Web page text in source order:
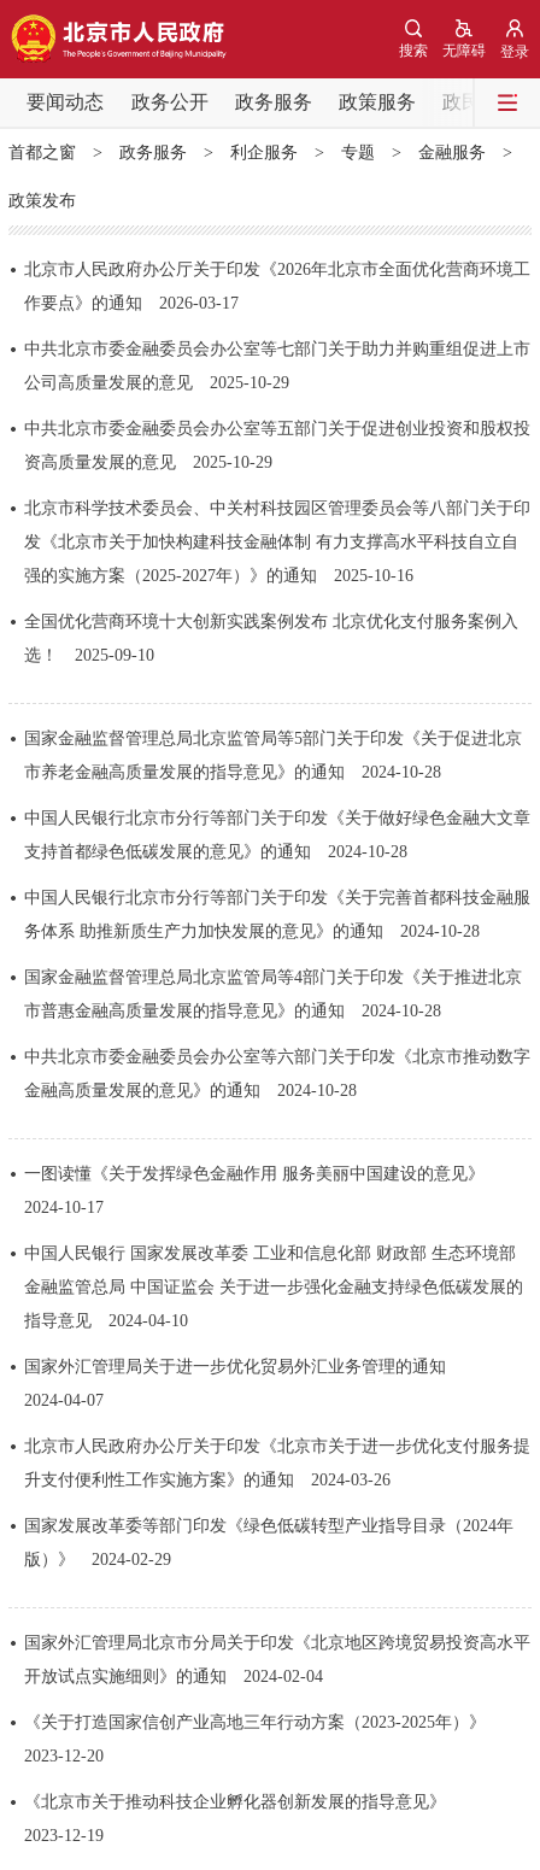
登录
无障碍
搜索
要闻动态 政务公开 政务服务 政策服务 政民互动
要闻动态
党中央精神 国务院信息 中央部委动态
北京要闻 会议信息 部门动态
各区热点
政务公开
市领导 机构职能 政策服务
政策兑现 政策解读 回应关切
决策公开 专题公开
政务服务
便民服务 利企服务 投资项目
政民互动
走进北京
多语种
ESPAÑOL العربية PORTUGUÊS
ITALIANO
回到顶部
首都之窗> 政务服务 > 利企服务 > 专题 > 金融服务 >
政策发布
北京市人民政府办公厅关于印发《2026年北京市全面优化营商环境工
作要点》的通知
2026-03-17
中共北京市委金融委员会办公室等七部门关于助力并购重组促进上市
公司高质量发展的意见
2025-10-29
中共北京市委金融委员会办公室等五部门关于促进创业投资和股权投
资高质量发展的意见
2025-10-29
北京市科学技术委员会、中关村科技园区管理委员会等八部门关于印
发《北京市关于加快构建科技金融体制 有力支撑高水平科技自立自
强的实施方案（2025-2027年）》的通知
2025-10-16
全国优化营商环境十大创新实践案例发布 北京优化支付服务案例入
选！
2025-09-10
国家金融监督管理总局北京监管局等5部门关于印发《关于促进北京
市养老金融高质量发展的指导意见》的通知
2024-10-28
中国人民银行北京市分行等部门关于印发《关于做好绿色金融大文章
支持首都绿色低碳发展的意见》的通知
2024-10-28
中国人民银行北京市分行等部门关于印发《关于完善首都科技金融服
务体系 助推新质生产力加快发展的意见》的通知
2024-10-28
国家金融监督管理总局北京监管局等4部门关于印发《关于推进北京
市普惠金融高质量发展的指导意见》的通知
2024-10-28
中共北京市委金融委员会办公室等六部门关于印发《北京市推动数字
金融高质量发展的意见》的通知
2024-10-28
一图读懂《关于发挥绿色金融作用 服务美丽中国建设的意见》
2024-10-17
中国人民银行 国家发展改革委 工业和信息化部 财政部 生态环境部
金融监管总局 中国证监会 关于进一步强化金融支持绿色低碳发展的
指导意见
2024-04-10
国家外汇管理局关于进一步优化贸易外汇业务管理的通知
2024-04-07
北京市人民政府办公厅关于印发《北京市关于进一步优化支付服务提
升支付便利性工作实施方案》的通知
2024-03-26
国家发展改革委等部门印发《绿色低碳转型产业指导目录（2024年
版）》
2024-02-29
国家外汇管理局北京市分局关于印发《北京地区跨境贸易投资高水平
开放试点实施细则》的通知
2024-02-04
《关于打造国家信创产业高地三年行动方案（2023-2025年）》
2023-12-20
《北京市关于推动科技企业孵化器创新发展的指导意见》
2023-12-19